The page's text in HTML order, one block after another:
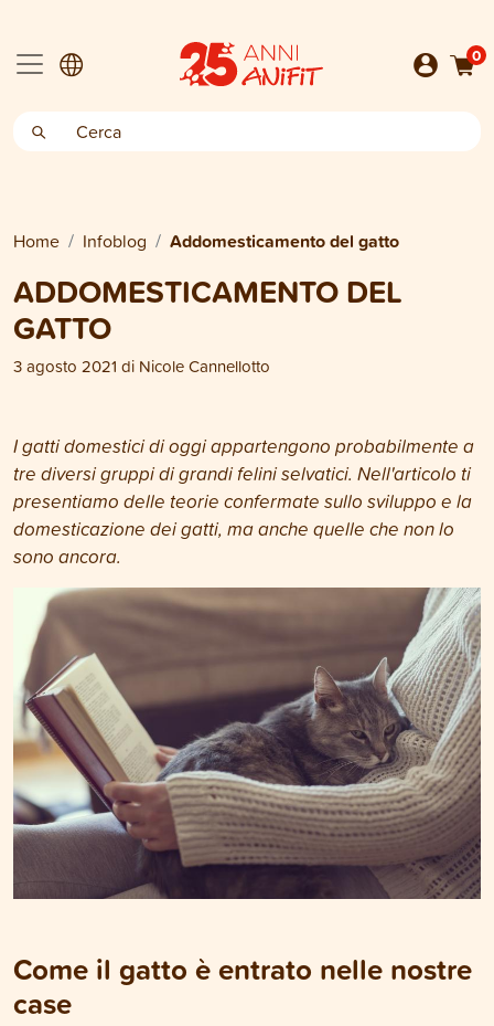
0
Home Infoblog Addomesticamento del gatto
ADDOMESTICAMENTO DEL
GATTO
3 agosto 2021 di Nicole Cannellotto
I gatti domestici di oggi appartengono probabilmente a
tre diversi gruppi di grandi felini selvatici. Nell'articolo ti
presentiamo delle teorie confermate sullo sviluppo e la
domesticazione dei gatti, ma anche quelle che non lo
sono ancora.
Come il gatto è entrato nelle nostre
case